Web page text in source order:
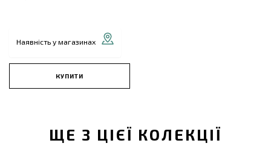
Наявність у магазинах
КУПИТИ
ЩЕ З ЦІЄЇ КОЛЕКЦІЇ